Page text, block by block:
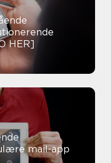
HER]
mail-app